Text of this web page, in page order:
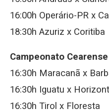
16:00h Operário-PR x
18:30h Azuriz x Coritiba
Campeonato
16:30h Maracanã x
16:30h Iguatu x
16:30h Tirol x Floresta